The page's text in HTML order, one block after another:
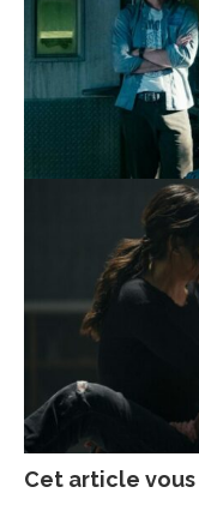
Cet article vous